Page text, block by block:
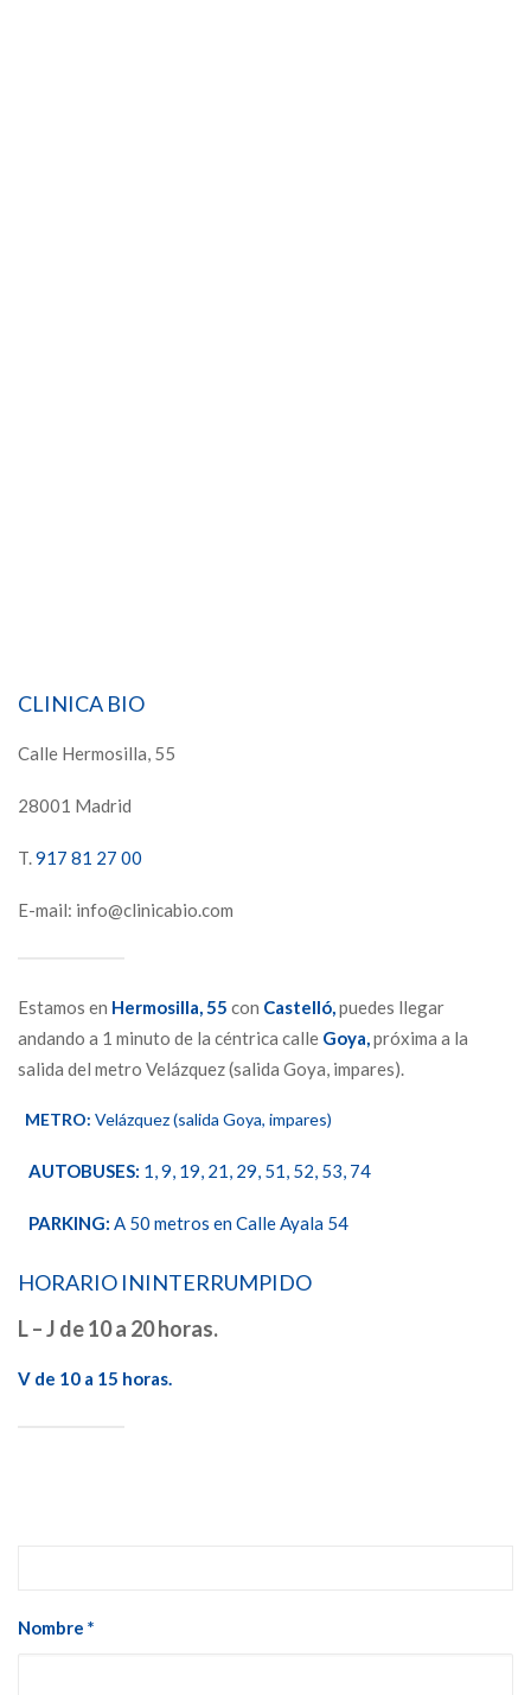
CLINICA BIO
Calle Hermosilla, 55
28001 Madrid
T.917 81 27 00
E-mail: info@clinicabio.com
Estamos en Hermosilla,55 con Castelló,puedes llegar
andando a 1 minuto de la céntrica calle Goya,próxima a la
salida del metro Velázquez (salida Goya, impares).
METRO: Velázquez (salida Goya, impares)
AUTOBUSES: 1, 9, 19, 21, 29, 51, 52, 53, 74
PARKING: A 50 metros en Calle Ayala 54
HORARIO ININTERRUMPIDO
L – J de 10 a 20 horas.
V de 10 a 15 horas.
Nombre *